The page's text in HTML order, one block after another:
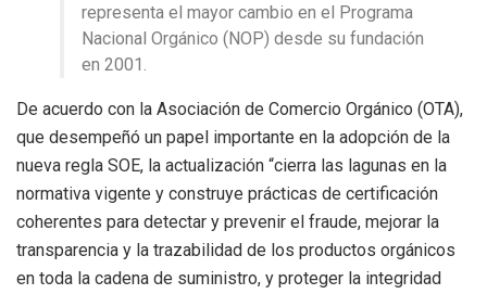
representa el mayor cambio en el Programa
Nacional Orgánico (NOP) desde su fundación
en 2001.
De acuerdo con la Asociación de Comercio Orgánico (OTA),
que desempeñó un papel importante en la adopción de la
nueva regla SOE, la actualización “cierra las lagunas en la
normativa vigente y construye prácticas de certificación
coherentes para detectar y prevenir el fraude, mejorar la
transparencia y la trazabilidad de los productos orgánicos
en toda la cadena de suministro, y proteger la integridad